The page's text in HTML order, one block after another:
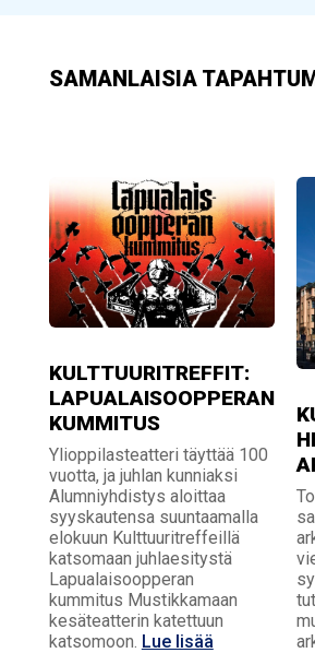
SAMANLAISIA
KULTTUURITREFFIT:
LAPUALAISOOPPERAN
KUMMITUS
Ylioppilasteatteri täyttää 100
vuotta, ja juhlan kunniaksi
Alumniyhdistys aloittaa
syyskautensa suuntaamalla
elokuun Kulttuuritreffeillä
katsomaan juhlaesitystä
Lapualaisoopperan
kummitus Mustikkamaan
kesäteatterin katettuun
katsomoon. Lue lisää